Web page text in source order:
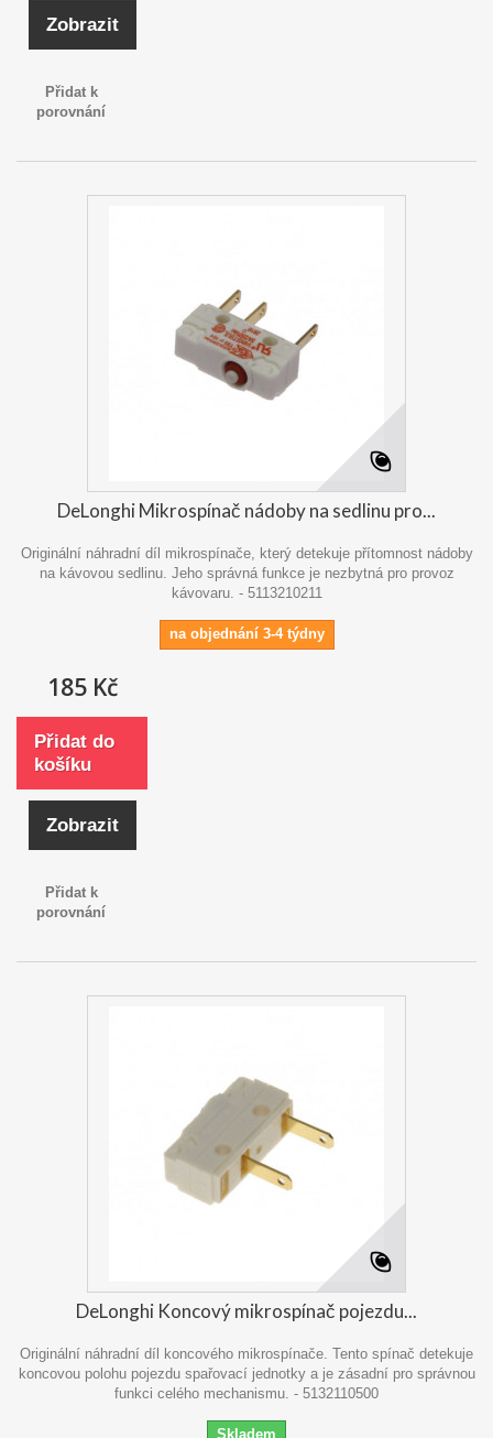
Zobrazit
Přidat k
porovnání
DeLonghi Mikrospínač nádoby na sedlinu pro...
Originální náhradní díl mikrospínače, který detekuje přítomnost nádoby
na kávovou sedlinu. Jeho správná funkce je nezbytná pro provoz
kávovaru. - 5113210211
na objednání 3-4 týdny
185 Kč
Přidat do
košíku
Zobrazit
Přidat k
porovnání
DeLonghi Koncový mikrospínač pojezdu...
Originální náhradní díl koncového mikrospínače. Tento spínač detekuje
koncovou polohu pojezdu spařovací jednotky a je zásadní pro správnou
funkci celého mechanismu. - 5132110500
Skladem